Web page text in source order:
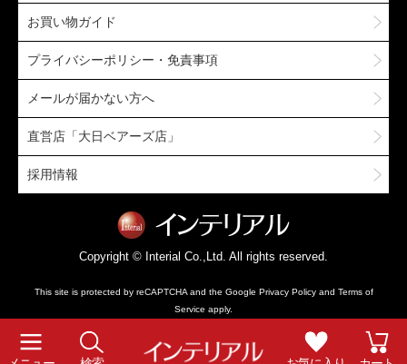
お買い物ガイド
プライバシーポリシー・免責事項
メールが届かない方へ
直営店「大日ベアーズ店」
採用情報
Copyright © Interial Co.,Ltd. All rights reserved.
This site is protected by reCAPTCHA and the Google Privacy Policyand Terms of
Service apply.